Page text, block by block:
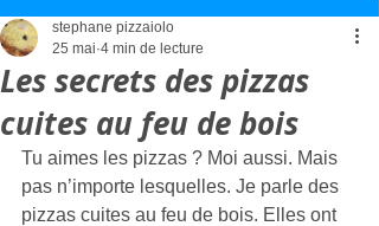
Les secrets des pizzas
cuites au feu de bois
stephane pizzaiolo
25 mai 4 min de lecture
Tu aimes les pizzas ? Moi aussi. Mais
pas n’importe lesquelles. Je parle des
pizzas cuites au feu de bois. Elles ont